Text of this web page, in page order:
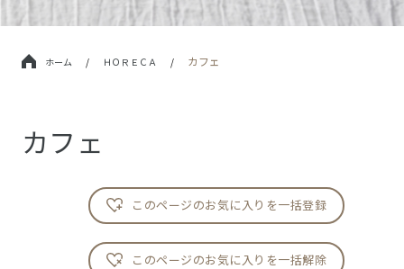
ホーム / ＨＯＲＥＣＡ / カフェ
カフェ
このページのお気に入りを一括登録
このページのお気に入りを一括解除